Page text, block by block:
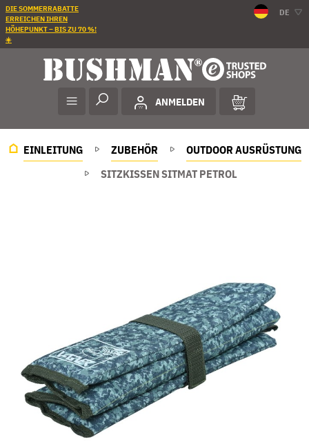
DIE SOMMERRABATTE
ERREICHEN IHREN
HÖHEPUNKT – BIS ZU 70 %!
☀️
DE
ANMELDEN
EINLEITUNG ZUBEHÖR
OUTDOOR AUSRÜSTUNG
SITZKISSEN SITMAT PETROL